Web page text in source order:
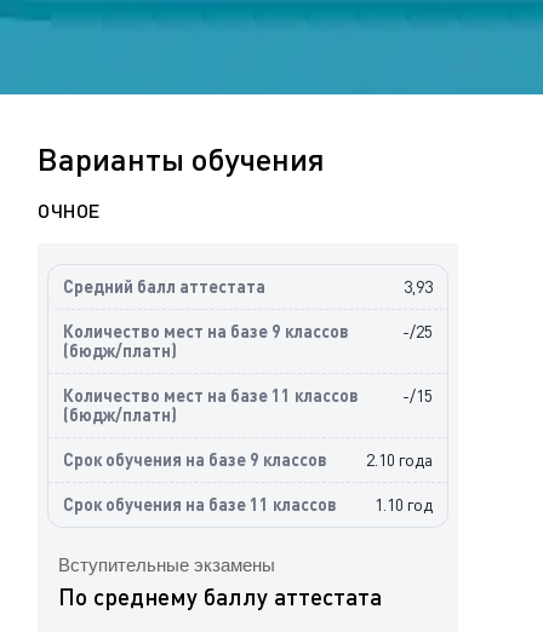
Варианты обучения
ОЧНОЕ
3,93
-/25
-/15
2.10 года
1.10 год
Вступительные экзамены
По среднему баллу аттестата